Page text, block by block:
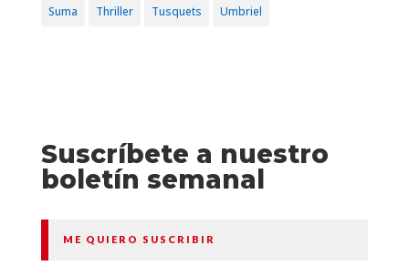
Suma Thriller Tusquets Umbriel
Suscríbete a nuestro
boletín semanal
ME QUIERO SUSCRIBIR